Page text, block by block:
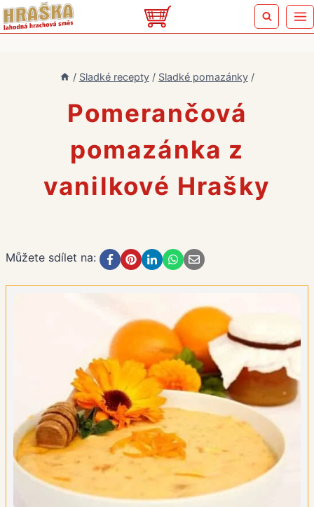
Přeskočit
na
/ Sladké recepty / Sladké pomazánky /
Pomerančová
pomazánka z
vanilkové Hrašky
Můžete sdílet na: